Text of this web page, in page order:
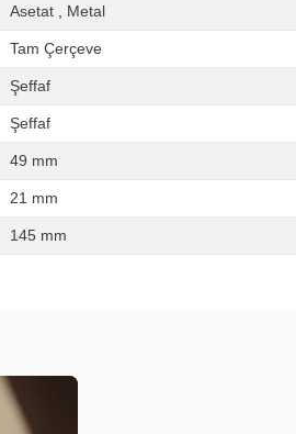
Asetat Metal
Tam Çerçeve
Şeffaf
Şeffaf
49 mm
21 mm
145 mm